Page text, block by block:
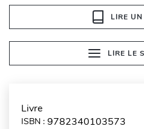
LIRE
LIRE LE
Livre
ISBN : 9782340103573